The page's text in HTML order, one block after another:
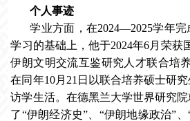
个人事迹
学业方面，在2024—2025学年
学习的基础上，他于2024年6月荣
伊朗文明交流互鉴研究人才联合培
在同年10月21日以联合培养硕士研
访学生活。在德黑兰大学世界研究
了“伊朗经济史”、“伊朗地缘政治”